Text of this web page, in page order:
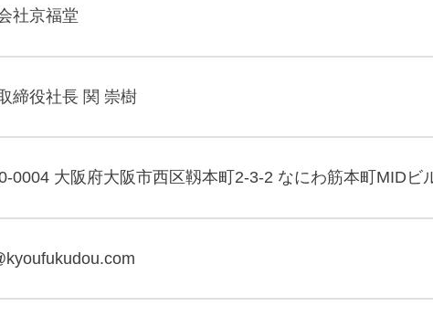
社京福堂
締役社長 関 崇樹
0004 大阪府大阪市西区靱本町2-3-2 なにわ筋本町MIDビ